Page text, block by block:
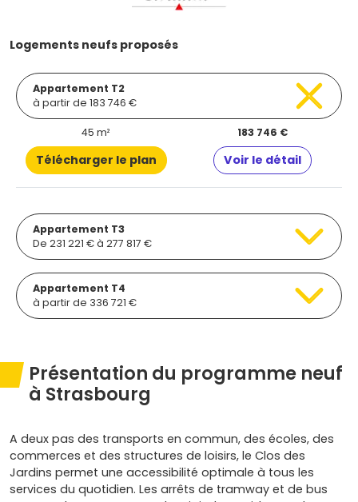
Logements neufs proposés
Appartement T2
à partir de 183 746 €
45 m² 183 746 €
Télécharger le plan Voir le détail
Appartement T3
De 231 221 € à 277 817 €
Appartement T4
à partir de 336 721 €
Présentation du programme neuf
à Strasbourg
A deux pas des transports en commun, des écoles, des
commerces et des structures de loisirs, le Clos des
Jardins permet une accessibilité optimale à tous les
services du quotidien. Les arrêts de tramway et de bus